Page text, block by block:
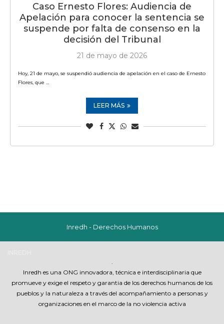
Caso Ernesto Flores: Audiencia de
Apelación para conocer la sentencia se
suspende por falta de consenso en la
decisión del Tribunal
21 de mayo de 2026
Hoy, 21 de mayo, se suspendió audiencia de apelación en el caso de Ernesto
Flores, que …
LEER MÁS
Inredh - Derechos Humanos
Inredh es una ONG innovadora, técnica e interdisciplinaria que
promueve y exige el respeto y garantia de los derechos humanos de los
pueblos y la naturaleza a través del acompañamiento a personas y
organizaciones en el marco de la no violencia activa